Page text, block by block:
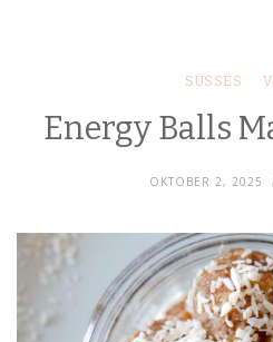
SÜSSES
Energy Balls
OKTOBER 2, 2025